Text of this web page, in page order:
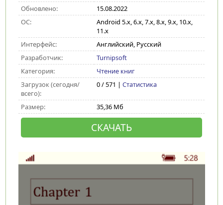
Обновлено:
15.08.2022
ОС:
Android 5.x, 6.x, 7.x, 8.x, 9.x, 10.x,
11.x
Интерфейс:
Английский, Русский
Разработчик:
Turnipsoft
Категория:
Чтение книг
Загрузок (сегодня/
всего):
0 / 571 | Статистика
Размер: 35,36 Мб
СКАЧАТЬ